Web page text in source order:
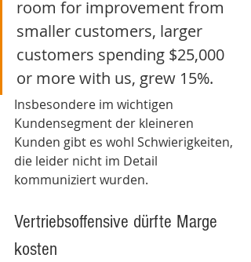
room for improvement from
smaller customers, larger
customers spending $25,000
or more with us, grew 15%.
Insbesondere im wichtigen
Kundensegment der kleineren
Kunden gibt es wohl Schwierigkeiten,
die leider nicht im Detail
kommuniziert wurden.
Vertriebsoffensive dürfte Marge
kosten